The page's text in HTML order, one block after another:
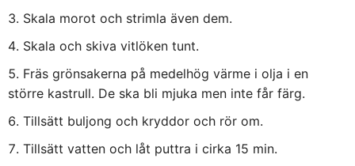
Skala morot och strimla även dem.
Skala och skiva vitlöken tunt.
Fräs grönsakerna på medelhög värme i olja i en
större kastrull. De ska bli mjuka men inte får färg.
Tillsätt buljong och kryddor och rör om.
Tillsätt vatten och låt puttra i cirka 15 min.